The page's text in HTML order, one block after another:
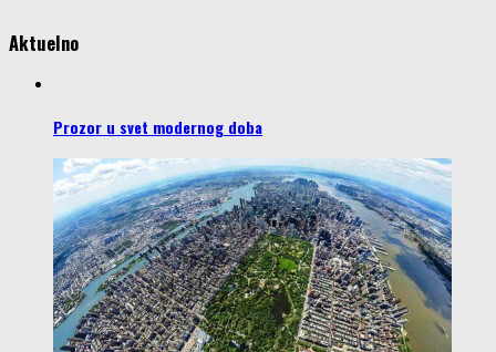
Aktuelno
Prozor u svet modernog doba